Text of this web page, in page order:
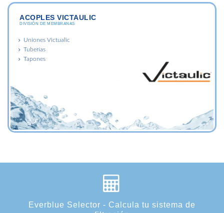
ACOPLES VICTAULIC
DIVISIÓN DE MEMBRANAS
Uniones Victualic
Tuberías
Tapones
Everblue Selector - Calcula tu sistema de